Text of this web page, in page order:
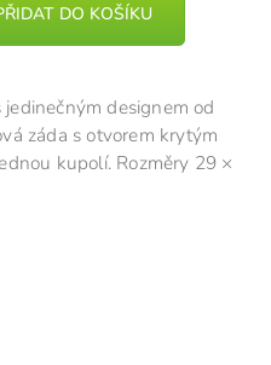
DO KOŠÍKU
designem od
záda s otvorem krytým
kupolí. Rozměry 29 ×